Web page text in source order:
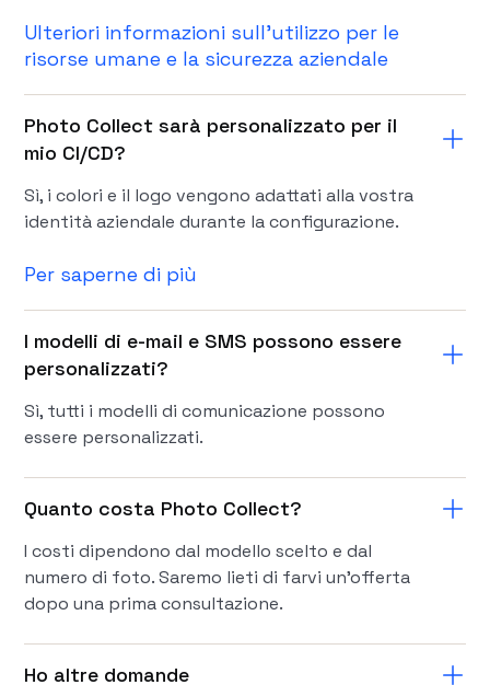
Ulteriori informazioni sull'utilizzo per le
risorse umane e la sicurezza aziendale
Photo Collect sarà personalizzato per il
mio CI/CD?
Sì, i colori e il logo vengono adattati alla vostra
identità aziendale durante la configurazione.
Per saperne di più
I modelli di e-mail e SMS possono essere
personalizzati?
Sì, tutti i modelli di comunicazione possono
essere personalizzati.
Quanto costa Photo Collect?
I costi dipendono dal modello scelto e dal
numero di foto. Saremo lieti di farvi un'offerta
dopo una prima consultazione.
Ho altre domande